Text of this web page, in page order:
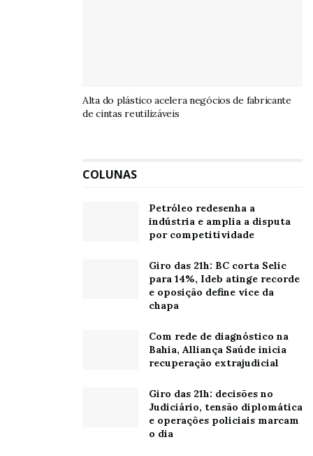
Alta do plástico acelera negócios de fabricante
de cintas reutilizáveis
COLUNAS
Petróleo redesenha a
indústria e amplia a disputa
por competitividade
Giro das 21h: BC corta Selic
para 14%, Ideb atinge recorde
e oposição define vice da
chapa
Com rede de diagnóstico na
Bahia, Alliança Saúde inicia
recuperação extrajudicial
Giro das 21h: decisões no
Judiciário, tensão diplomática
e operações policiais marcam
o dia